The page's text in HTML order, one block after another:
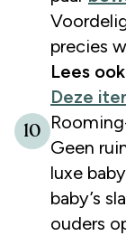
precies
Lees
Deze
10
Geen
luxe
baby’s
ouders